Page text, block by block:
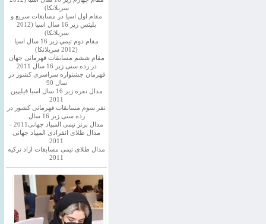
سريلانكا)
مقام اول اسيا در مسابقات سريع و
بليتس زير 16 سال اسيا (2012
سريلانكا)
مقام دوم تيمي زير 16 سال اسيا
(2012 سريلانكا)
مقام ششم مسابقات قهرمانی جهان
در رده سنی زیر 16 سال 2011
قهرمان جشنواره سراسری کشور در
سال 90
مدال نقره زیر 16 سال اسیا فیلیپین
2011
نفر سوم مسابقات قهرمانی کشور در
رده سنی زیر 16 سال
مدال برنز تیمی المپیاد جهانی2011 -
مدال طلای انفرادی المپیاد جهانی
2011
مدال طلای تیمی مسابقات ازاد ترکیه
2011